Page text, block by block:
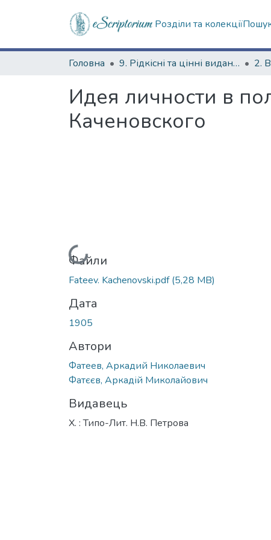
Розділи та колекції
Головна 9. Рідкісні та цінні видання 2.
Идея личности в
Каченовского
Вантажиться...
Файли
Fateev. Kachenovski.pdf(5,28 MB)
Дата
1905
Автори
Фатеев, Аркадий Николаевич
Фатєєв, Аркадій Миколайович
Видавець
Х. : Типо-Лит. Н.В. Петрова